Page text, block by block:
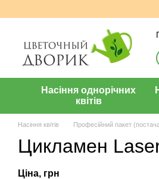
Насіння однорічних
квітів
Насіння квітів Професійний пакет
Цикламен
Ціна, грн